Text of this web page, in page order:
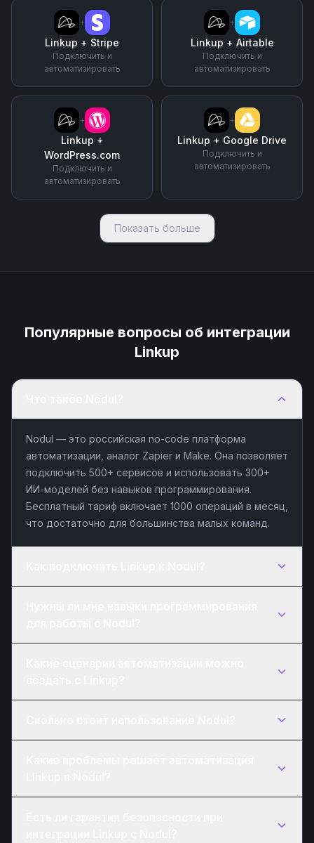
+
Linkup + Stripe
Подключить и
автоматизировать
+
Linkup + Airtable
Подключить и
автоматизировать
+
Linkup +
WordPress.com
Подключить и
автоматизировать
+
Linkup + Google Drive
Подключить и
автоматизировать
Показать больше
Популярные вопросы об интеграции
Linkup
Nodul — это российская no-code платформа
автоматизации, аналог Zapier и Make. Она позволяет
подключить 500+ сервисов и использовать 300+
ИИ-моделей без навыков программирования.
Бесплатный тариф включает 1000 операций в месяц,
что достаточно для большинства малых команд.